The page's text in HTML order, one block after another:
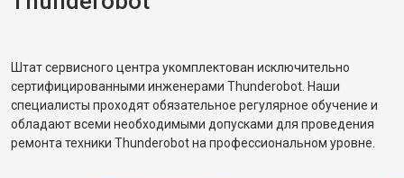
Штат сервисного центра укомплектован исключительно
сертифицированными инженерами Thunderobot. Наши
специалисты проходят обязательное регулярное обучение и
обладают всеми необходимыми допусками для проведения
ремонта техники Thunderobot на профессиональном уровне.